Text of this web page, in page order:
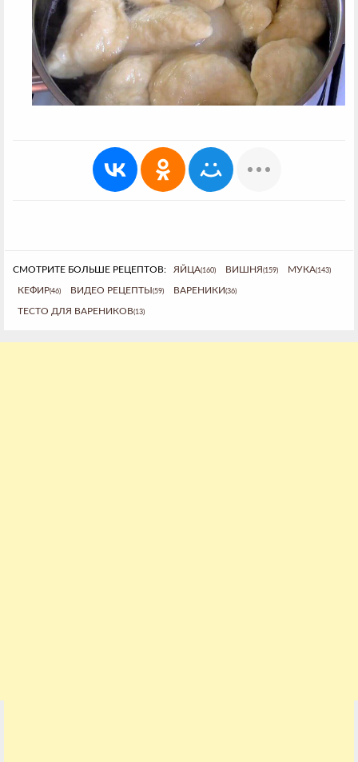
СМОТРИТЕ БОЛЬШЕ РЕЦЕПТОВ: ЯЙЦА(160) ВИШНЯ(159) МУКА(143)
КЕФИР(46) ВИДЕО РЕЦЕПТЫ(59) ВАРЕНИКИ(36)
ТЕСТО ДЛЯ ВАРЕНИКОВ(13)